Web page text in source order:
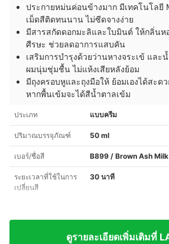
ประกายหม่นค่อนข้างมาก มีเทคโนโลยี
เม็ดสีติดทนนาน ไม่ซีดจางง่าย
มีสารสกัดดอกมะลิและใบมินต์ ให้กลิ่น
ศีรษะ ช่วยลดอาการแสบคัน
เสริมการบำรุงด้วยว่านหางจระเข้ แล
ผมนุ่มชุ่มชื้น ไม่แห้งเสียหลังย้อม
มีถุงครอบหูและถุงมือให้ ย้อมเองได้สะด
หากพื้นเข้มจะได้สีน้ำตาลเข้ม
ประเภท แบบครีม
ปริมาณบรรจุภัณฑ์ 50 ml
เบอร์/ชื่อสี B899 / Brown Ash Milk
ระยะเวลาที่ใช้ในการ
เปลี่ยนสี
30 นาที
ดูรายละเอียดเพิ่มเติมที่